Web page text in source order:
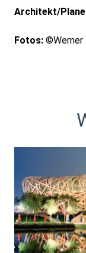
Architekt/
Fotos: ©Werner